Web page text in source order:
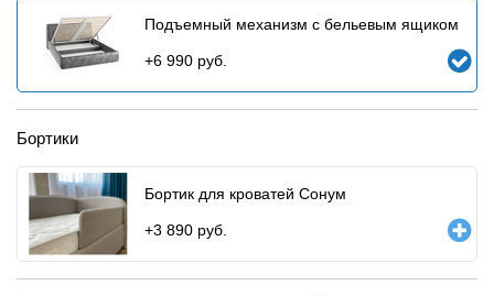
Подъемный механизм с бельевым ящиком
+6 990 руб.
Бортики
Бортик для кроватей Сонум
+3 890 руб.